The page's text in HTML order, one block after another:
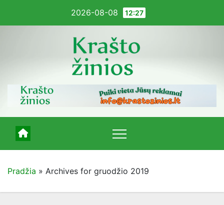
2026-08-08 12:27
Pradžia » Archives for gruodžio 2019